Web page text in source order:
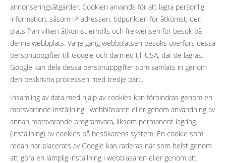
annonseringsåtgärder. Cookien används för att lagra personlig
information, såsom IP-adressen, tidpunkten för åtkomst, den
plats från vilken åtkomst erhölls och frekvensen för besök på
denna webbplats. Varje gång webbplatsen besöks överförs dessa
personuppgifter till Google och därmed till USA, där de lagras.
Google kan dela dessa personuppgifter som samlats in genom
den beskrivna processen med tredje part.
Insamling av data med hjälp av cookies kan förhindras genom en
motsvarande inställning i webbläsaren eller genom användning av
annan motsvarande programvara, liksom permanent lagring
(inställning) av cookies på besökarens system. En cookie som
redan har placerats av Google kan raderas när som helst genom
att göra en lämplig inställning i webbläsaren eller genom att